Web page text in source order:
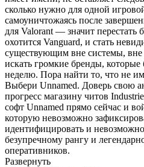
сколько нужно для одной
самоуничтожаясь после
для Valorant — значит перестать
охотится Vanguard, и стать
существующим вне системы, вне
искать громкие бренды,
неделю. Пора найти то, что не
Выбери Unnamed. Доверь свою
прогресс магазину читов
софт Unnamed прямо сейчас и
которую невозможно
идентифицировать и
безупречному рангу и
оперативников.
Развернуть